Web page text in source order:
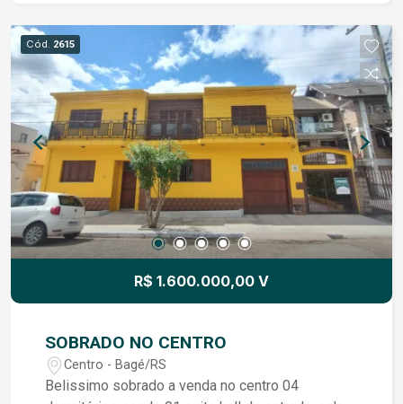
um edifício imponente em uma das áreas mais
valorizadas da cidade. Aqui, o metro quadrado
encontra a versatilidade: a estrutura charmosa da
casa convida a uma modernização sofisticada,
enquanto a amplitude do lote garante viabilidade
técnica para projetos arquitetônicos audaciosos.
Não é apenas uma compra, é um movimento
estratégico para quem sabe que o centro é
sempre o melhor lugar para se estar. Em Bagé,
terrenos com essa metragem e topografia são
raridades que não ficam disponíveis por muito
tempo. Fale com nossos corretores!!!
Cód. 2615
R$ 1.600.000,00 V
SOBRADO NO CENTRO
Centro - Bagé/RS
Belissimo sobrado a venda no centro 04